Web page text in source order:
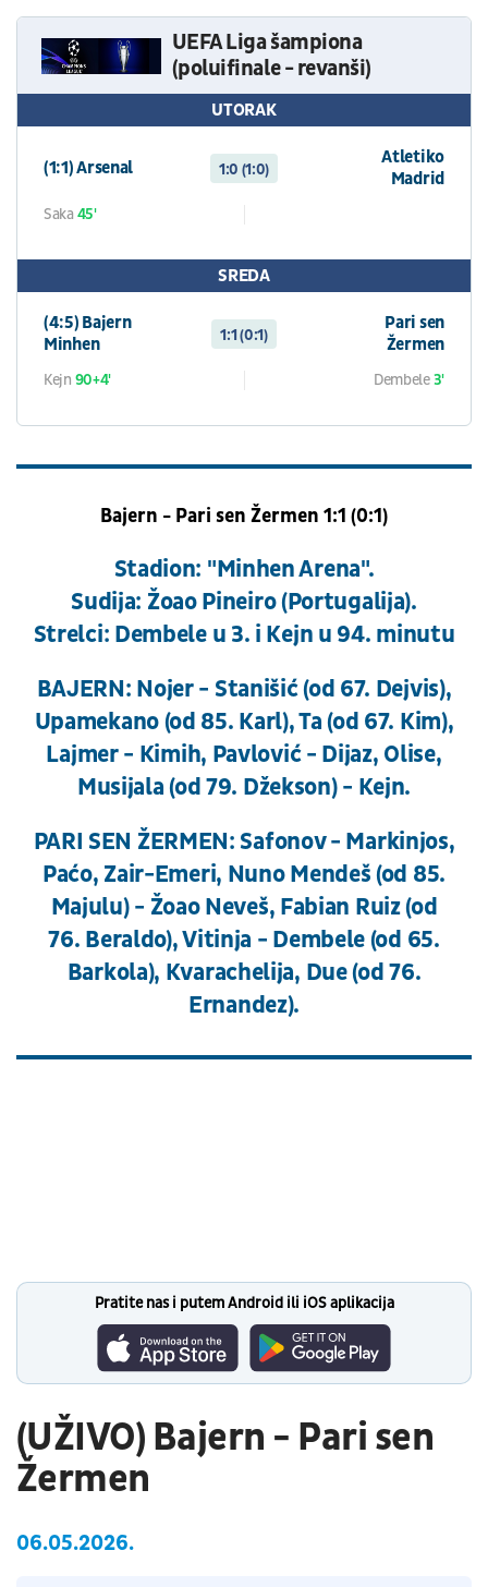
UEFA Liga šampiona
(poluifinale - revanši)
UTORAK
(1:1) Arsenal 1:0 (1:0)
Atletiko
Madrid
Saka 45'
SREDA
(4:5) Bajern
Minhen
1:1 (0:1)
Pari sen
Žermen
Kejn 90+4' Dembele3'
Bajern - Pari sen Žermen 1:1 (0:1)
Stadion: "Minhen Arena".
Sudija: Žoao Pineiro (Portugalija).
Strelci: Dembele u 3. i Kejn u 94. minutu
BAJERN: Nojer - Stanišić (od 67. Dejvis),
Upamekano (od 85. Karl), Ta (od 67. Kim),
Lajmer - Kimih, Pavlović - Dijaz, Olise,
Musijala (od 79. Džekson) - Kejn.
PARI SEN ŽERMEN: Safonov - Markinjos,
Paćo, Zair-Emeri, Nuno Mendeš (od 85.
Majulu) - Žoao Neveš, Fabian Ruiz (od
76. Beraldo), Vitinja - Dembele (od 65.
Barkola), Kvarachelija, Due (od 76.
Ernandez).
Pratite nas i putem Android ili iOS aplikacija
(UŽIVO) Bajern - Pari sen
Žermen
06.05.2026.